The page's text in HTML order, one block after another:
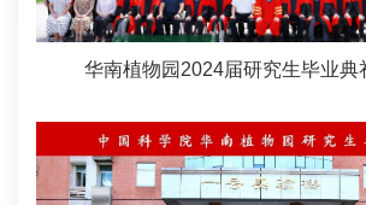
华南植物园2024届研究生毕业典